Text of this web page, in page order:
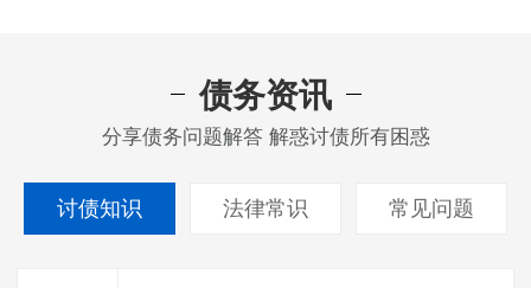
债务资讯
分享债务问题解答 解惑讨债所有困惑
讨债知识 法律常识 常见问题